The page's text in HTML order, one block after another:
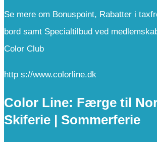
Se mere om Bonuspoint, Rabatter i
bord samt Specialtilbud ved
Color Club
http s://www.colorline.dk
Color Line: Færge til
Skiferie | Sommerferie